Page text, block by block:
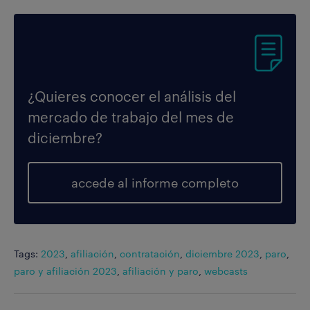
¿Quieres conocer el análisis del
mercado de trabajo del mes de
diciembre?
accede al informe completo
Tags: 2023 afiliación contratación diciembre 2023 paro
paro y afiliación 2023 afiliación y paro webcasts